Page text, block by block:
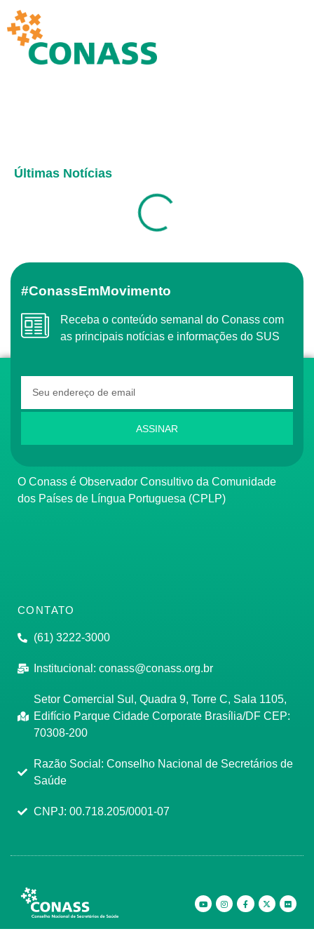
Últimas Notícias
#ConassEmMovimento
Receba o conteúdo semanal do Conass com
as principais notícias e informações do SUS
ASSINAR
O Conass é Observador Consultivo da Comunidade
dos Países de Língua Portuguesa (CPLP)
CONTATO
(61) 3222-3000
Institucional: conass@conass.org.br
Setor Comercial Sul, Quadra 9, Torre C, Sala 1105,
Edifício Parque Cidade Corporate Brasília/DF CEP:
70308-200
Razão Social: Conselho Nacional de Secretários de
Saúde
CNPJ: 00.718.205/0001-07